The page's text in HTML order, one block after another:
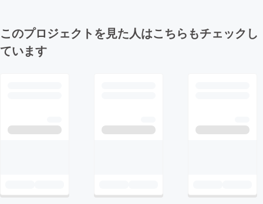
このプロジェクトを見た人はこちらもチェックし
ています